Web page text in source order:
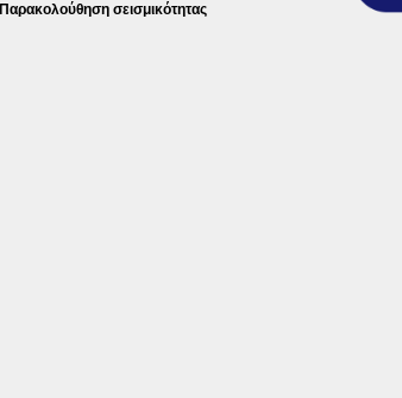
Παρακολούθηση σεισμικότητας